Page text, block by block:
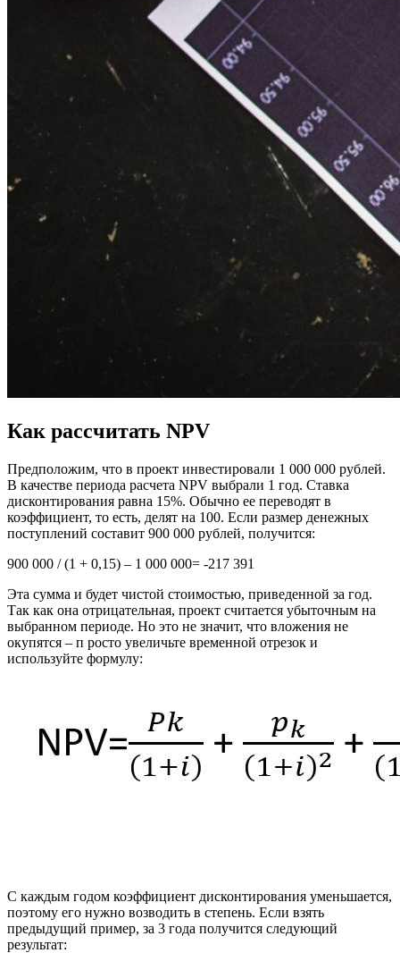
Как рассчитать NPV
Предположим, что в проект инвестировали 1 000 000 рублей.
В качестве периода расчета NPV выбрали 1 год. Ставка
дисконтирования равна 15%. Обычно ее переводят в
коэффициент, то есть, делят на 100. Если размер денежных
поступлений составит 900 000 рублей, получится:
900 000 / (1 + 0,15) – 1 000 000= -217 391
Эта сумма и будет чистой стоимостью, приведенной за год.
Так как она отрицательная, проект считается убыточным на
выбранном периоде. Но это не значит, что вложения не
окупятся – п росто увеличьте временной отрезок и
используйте формулу:
С каждым годом коэффициент дисконтирования уменьшается,
поэтому его нужно возводить в степень. Если взять
предыдущий пример, за 3 года получится следующий
результат: